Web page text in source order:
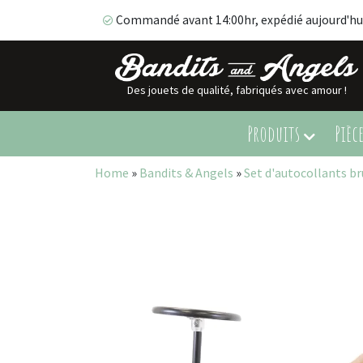
Commandé avant 14:00hr, expédié
Des jouets de qualité, fabriqués avec amour !
Produits
Commandé avant 14:00hr, expédié aujourd'hui!
Home » Bandits & Angels »Set d'autocollants